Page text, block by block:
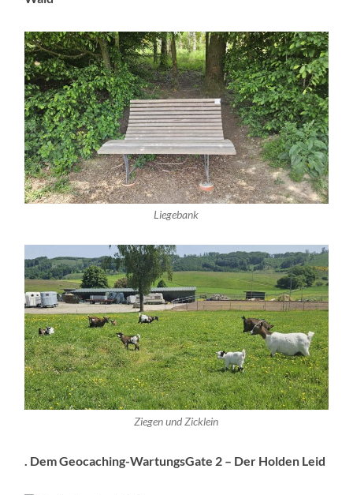
Liegebank
Ziegen und Zicklein
. Dem Geocaching-WartungsGate 2 – Der Holden Leid